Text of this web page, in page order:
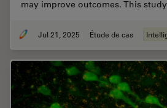
may improve outcomes. This
Jul 21, 2025 Étude de cas